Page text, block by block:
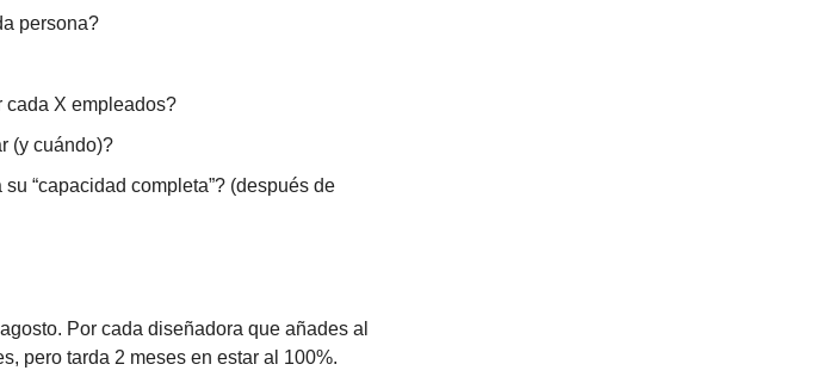
persona?
cada X empleados?
(y cuándo)?
“capacidad completa”? (después de
Por cada diseñadora que añades al
pero tarda 2 meses en estar al 100%.